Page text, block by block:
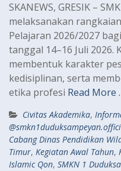
SKANEWS, GRESIK –
melaksanakan
Pelajaran 2026/2027
tanggal 14–16 Juli
membentuk karakter
kedisiplinan, serta
etika profesi Read More
Civitas Akademika,
Cabang Dinas Pendidikan
Timur, Kegiatan Awal Tahun,
Islamic Qon, SMKN 1